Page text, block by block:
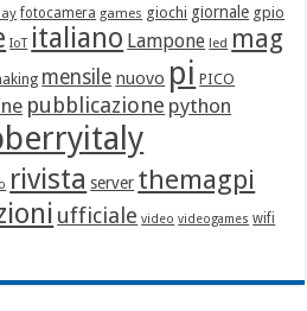
fotocamera games giochi giornale gpio
IoT italiano Lampone led mag
mensile nuovo pi PICO
pubblicazione python
rivista server themagpi
ufficiale video videogames wifi